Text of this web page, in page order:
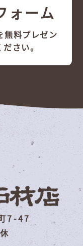
ォーム
無料プレゼン
さい。
7-47